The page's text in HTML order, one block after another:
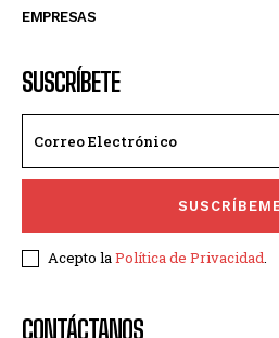
EMPRESAS
SUSCRÍBETE
Acepto la Política de Privacidad
CONTÁCTANOS